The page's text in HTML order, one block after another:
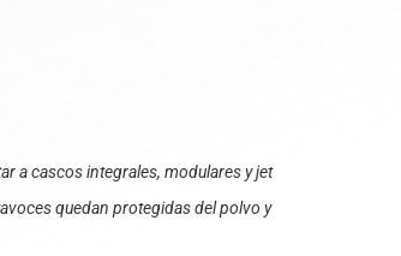
a cascos integrales, modulares y jet
quedan protegidas del polvo y